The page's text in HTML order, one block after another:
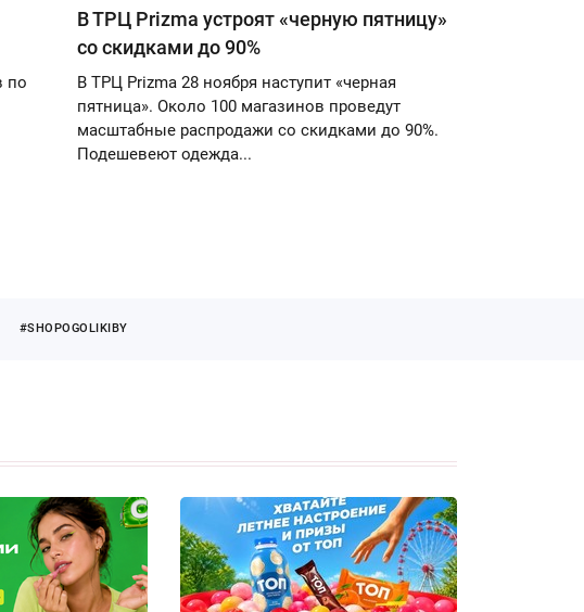
по
В ТРЦ Prizma устроят «черную пятницу»
со скидками до 90%
В ТРЦ Prizma 28 ноября наступит «черная
пятница». Около 100 магазинов проведут
масштабные распродажи со скидками до 90%.
Подешевеют одежда...
#SHOPOGOLIKIBY